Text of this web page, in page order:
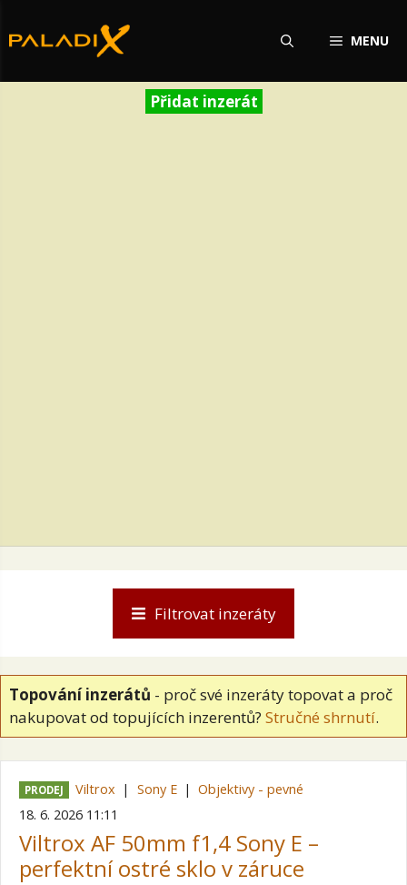
na
MENU
Přidat inzerát
Topování inzerátů - proč své inzeráty topovat a proč
nakupovat od topujících inzerentů? Stručné shrnutí.
PRODEJ Viltrox Sony E
Objektivy - pevné
18. 6. 2026 11:11
Viltrox AF 50mm f1,4 Sony E –
perfektní ostré sklo v záruce
Filtrovat inzeráty